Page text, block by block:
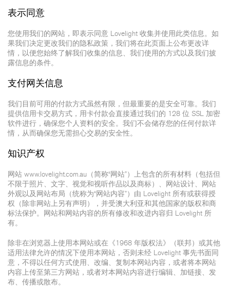
表示同意
您使用我们的网站，即表示同意 Lovelight 收集并使用此类信息。如
果我们决定更改我们的隐私政策，我们将在此页面上公布更改详
情，以便您始终了解我们收集的信息、我们使用的方式以及我们披
露信息的条件。
支付网关信息
我们目前可用的付款方式虽然有限，但最重要的是安全可靠。我们
提供信用卡交易方式，用卡付款会直接通过我们的 128 位 SSL 加密
软件进行，确保您个人资料的安全。我们不会储存您的任何付款详
情，从而确保您无需担心交易的安全性。
知识产权
网站 www.lovelight.com.au（简称“网站”）上包含的所有材料（包括但
不限于照片、文字、视觉和视听作品以及商标）、网站设计、网站
外观以及网站布局（统称为“网站内容”）由 Lovelight 所有或获得授
权（除非网站上另有声明），并受澳大利亚和其他国家的版权和商
标法保护。网站和网站内容的所有修改和改进内容归 Lovelight 所
有。
除非在浏览器上使用本网站或在《1968 年版权法》（联邦）或其他
适用法律允许的情况下使用本网站，否则未经 Lovelight 事先书面同
意，不得以任何方式使用、改编、复制本网站内容，或者将本网站
内容上传至第三方网站，或者对本网站内容进行编辑、加链接、发
布、传播或散布。